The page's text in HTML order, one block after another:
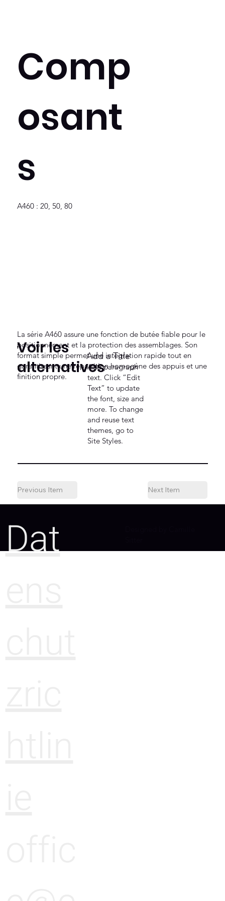
Comp
osant
s
A460 : 20, 50, 80
La série A460 assure une fonction de butée fiable pour le
positionnement et la protection des assemblages. Son
format simple permet une intégration rapide tout en
garantissant une répartition homogène des appuis et une
finition propre.
Voir les
alternativesAdd paragraph
text. Click “Edit
Text” to update
the font, size and
more. To change
and reuse text
themes, go to
Site Styles.
Add a Title
Previous Item Next Item
Dat